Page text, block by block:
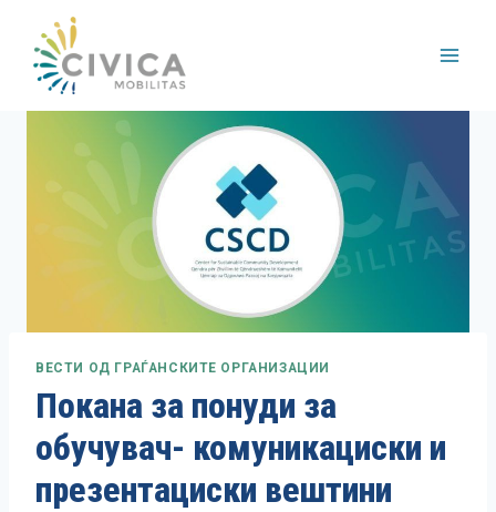
content
ВЕСТИ ОД ГРАЃАНСКИТЕ ОРГАНИЗАЦИИ
Покана за понуди за
обучувач- комуникациски и
презентациски вештини